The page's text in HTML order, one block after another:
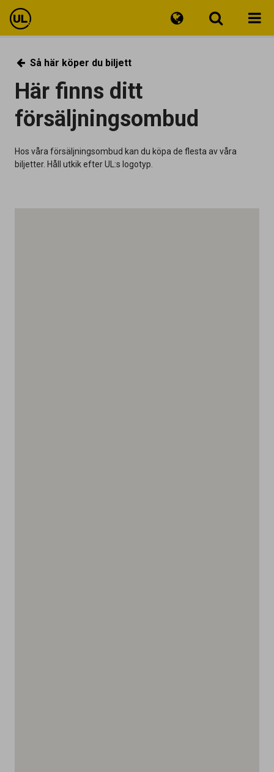
Reseinfo
Biljetter
Kundservice
Så här köper du biljett
Här finns ditt
försäljningsombud
Hos våra försäljningsombud kan du köpa de flesta av våra
biljetter. Håll utkik efter UL:s logotyp.